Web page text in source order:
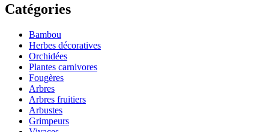
Catégories
Bambou
Herbes décoratives
Orchidées
Plantes carnivores
Fougères
Arbres
Arbres fruitiers
Arbustes
Grimpeurs